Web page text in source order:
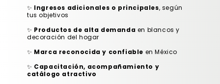
✨ Ingresos adicionales o principales, según
tus objetivos
✨ Productos de alta demanda en blancos y
decoración del hogar
✨ Marca reconocida y confiable en México
✨ Capacitación, acompañamiento y
catálogo atractivo